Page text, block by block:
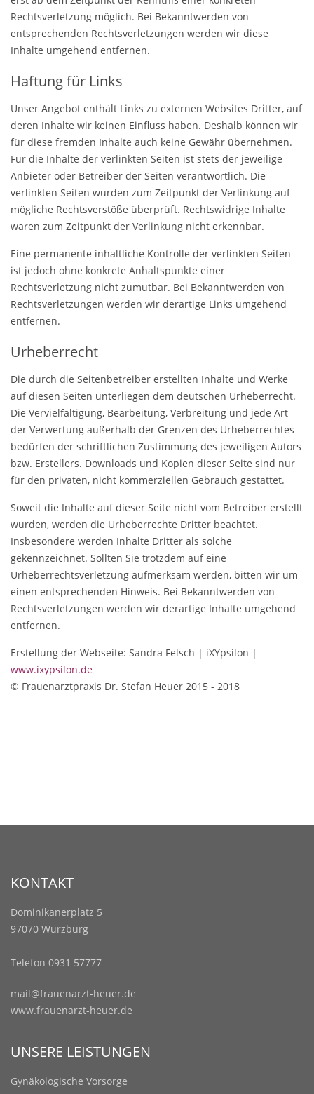
Rechtsverletzung möglich. Bei Bekanntwerden von
entsprechenden Rechtsverletzungen werden wir diese
Inhalte umgehend entfernen.
Haftung für Links
Unser Angebot enthält Links zu externen Websites Dritter, auf
deren Inhalte wir keinen Einfluss haben. Deshalb können wir
für diese fremden Inhalte auch keine Gewähr übernehmen.
Für die Inhalte der verlinkten Seiten ist stets der jeweilige
Anbieter oder Betreiber der Seiten verantwortlich. Die
verlinkten Seiten wurden zum Zeitpunkt der Verlinkung auf
mögliche Rechtsverstöße überprüft. Rechtswidrige Inhalte
waren zum Zeitpunkt der Verlinkung nicht erkennbar.
Eine permanente inhaltliche Kontrolle der verlinkten Seiten
ist jedoch ohne konkrete Anhaltspunkte einer
Rechtsverletzung nicht zumutbar. Bei Bekanntwerden von
Rechtsverletzungen werden wir derartige Links umgehend
entfernen.
Urheberrecht
Die durch die Seitenbetreiber erstellten Inhalte und Werke
auf diesen Seiten unterliegen dem deutschen Urheberrecht.
Die Vervielfältigung, Bearbeitung, Verbreitung und jede Art
der Verwertung außerhalb der Grenzen des Urheberrechtes
bedürfen der schriftlichen Zustimmung des jeweiligen Autors
bzw. Erstellers. Downloads und Kopien dieser Seite sind nur
für den privaten, nicht kommerziellen Gebrauch gestattet.
Soweit die Inhalte auf dieser Seite nicht vom Betreiber erstellt
wurden, werden die Urheberrechte Dritter beachtet.
Insbesondere werden Inhalte Dritter als solche
gekennzeichnet. Sollten Sie trotzdem auf eine
Urheberrechtsverletzung aufmerksam werden, bitten wir um
einen entsprechenden Hinweis. Bei Bekanntwerden von
Rechtsverletzungen werden wir derartige Inhalte umgehend
entfernen.
Erstellung der Webseite: Sandra Felsch | iXYpsilon |
www.ixypsilon.de
© Frauenarztpraxis Dr. Stefan Heuer 2015 - 2018
KONTAKT
Dominikanerplatz 5
97070 Würzburg
Telefon 0931 57777
mail@frauenarzt-heuer.de
www.frauenarzt-heuer.de
UNSERE LEISTUNGEN
Gynäkologische Vorsorge